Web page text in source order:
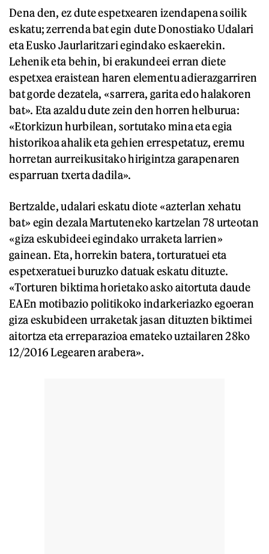
Dena den, ez dute espetxearen izendapena soilik
eskatu; zerrenda bat egin dute Donostiako Udalari
eta Eusko Jaurlaritzari egindako eskaerekin.
Lehenik eta behin, bi erakundeei erran diete
espetxea eraistean haren elementu adierazgarriren
bat gorde dezatela, «sarrera, garita edo halakoren
bat». Eta azaldu dute zein den horren helburua:
«Etorkizun hurbilean, sortutako mina eta egia
historikoa ahalik eta gehien errespetatuz, eremu
horretan aurreikusitako hirigintza garapenaren
esparruan txerta dadila».
Bertzalde, udalari eskatu diote «azterlan xehatu
bat» egin dezala Martuteneko kartzelan 78 urteotan
«giza eskubideei egindako urraketa larrien»
gainean. Eta, horrekin batera, torturatuei eta
espetxeratuei buruzko datuak eskatu dituzte.
«Torturen biktima horietako asko aitortuta daude
EAEn motibazio politikoko indarkeriazko egoeran
giza eskubideen urraketak jasan dituzten biktimei
aitortza eta erreparazioa emateko uztailaren 28ko
12/2016 Legearen arabera».